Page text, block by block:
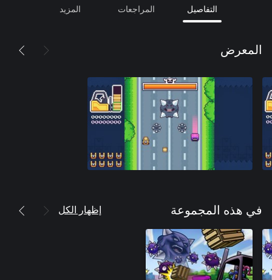
التفاصيل المراجعات المزيد
المعرض
في هذه المجموعة إظهار الكل